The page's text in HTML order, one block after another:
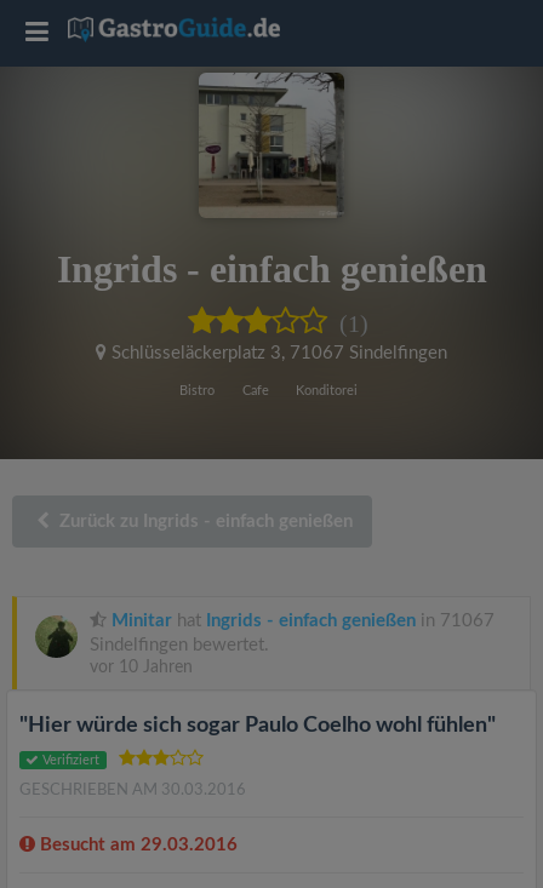
Ingrids - einfach genießen
(1)
Schlüsseläckerplatz 3, 71067 Sindelfingen
Bistro Cafe Konditorei
Zurück zu Ingrids - einfach genießen
Minitar hat Ingrids - einfach genießen in 71067
Sindelfingen bewertet.
vor 10 Jahren
"Hier würde sich sogar Paulo Coelho wohl fühlen"
Verifiziert
GESCHRIEBEN AM 30.03.2016
Besucht am 29.03.2016
T
a
t